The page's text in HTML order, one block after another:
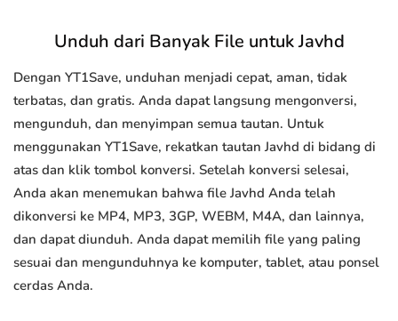
Unduh dari Banyak File untuk Javhd
Dengan YT1Save, unduhan menjadi cepat, aman, tidak
terbatas, dan gratis. Anda dapat langsung mengonversi,
mengunduh, dan menyimpan semua tautan. Untuk
menggunakan YT1Save, rekatkan tautan Javhd di bidang di
atas dan klik tombol konversi. Setelah konversi selesai,
Anda akan menemukan bahwa file Javhd Anda telah
dikonversi ke MP4, MP3, 3GP, WEBM, M4A, dan lainnya,
dan dapat diunduh. Anda dapat memilih file yang paling
sesuai dan mengunduhnya ke komputer, tablet, atau ponsel
cerdas Anda.